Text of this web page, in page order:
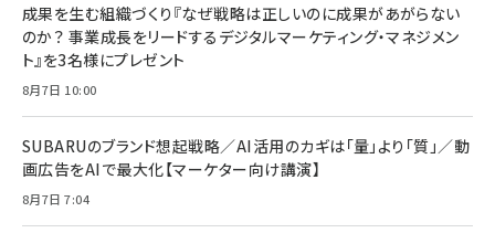
￥1,100
anan(アンアン)2026/07/08号 No.2502[2026
￥880
ママ投資家が育休中に１億貯めた株式投資
すい ガイド枠付き いPhone17 (6.3インチ) 対応
2枚セット DSP25F1698
￥1,599
￥6,980
全ワイヤレスイヤホン/アクティブノイズキャンセリ
￥5,000
Anker PowerLine III Flow USB-C & USB-C
Pro/Air 各種対応 (1.8m ミッドナイトブラック)
￥1,890
成果を生む組織づくり『なぜ戦略は正しいのに成果があがらない
のか？ 事業成長をリードするデジタルマーケティング・マネジメン
ト』を3名様にプレゼント
8月7日 10:00
SUBARUのブランド想起戦略／AI活用のカギは「量」より「質」／動
画広告をAIで最大化【マーケター向け講演】
8月7日 7:04